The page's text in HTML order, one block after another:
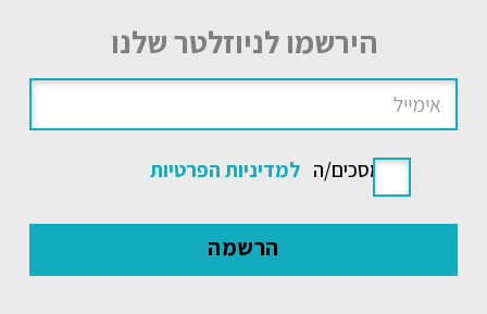
הירשמו לניוזלטר שלנו
אני מסכים/ה למדיניות הפרטיות